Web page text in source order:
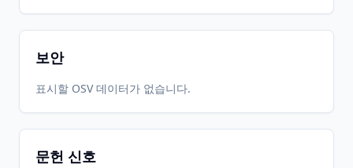
보안
표시할 OSV 데이터가 없습니다.
문헌 신호